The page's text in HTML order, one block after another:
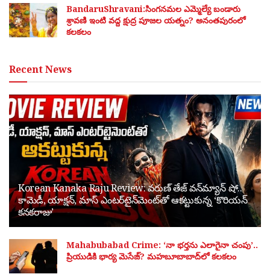
BandaruShravani:సింగనమల ఎమ్మెల్యే బండారు
శ్రావణి ఇంటి వద్ద క్షుద్ర పూజల యత్నం? అనంతపురంలో
కలకలం
Recent News
Korean Kanaka Raju Review: వరుణ్ తేజ్ వన్‌మ్యాన్ షో..
కామెడీ, యాక్షన్, మాస్ ఎంటర్‌టైన్‌మెంట్‌తో ఆకట్టుకున్న ‘కొరియన్
కనకరాజు’
Mahabubabad Crime: ‘నా భర్తను ఎలాగైనా చంపు’..
ప్రియుడికి భార్య మెసేజ్? మహబూబాబాద్‌లో కలకలం